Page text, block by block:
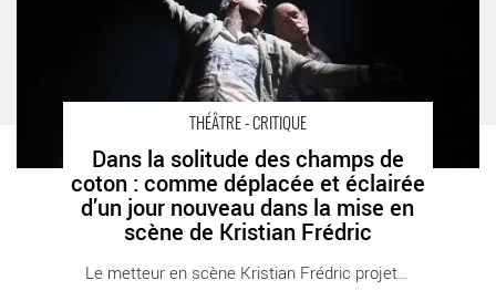
THÉÂTRE - CRITIQUE
Dans la solitude des champs de
coton : comme déplacée et éclairée
d’un jour nouveau dans la mise en
scène de Kristian Frédric
Le metteur en scène Kristian Frédric projette [...]